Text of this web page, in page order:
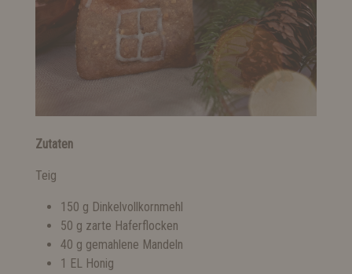
Zutaten
Teig
150 g Dinkelvollkornmehl
50 g zarte Haferflocken
40 g gemahlene Mandeln
1 EL Honig